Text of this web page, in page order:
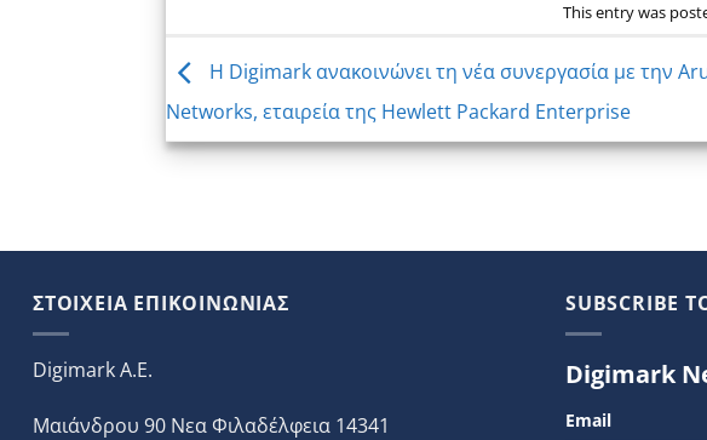
This entry was
Η Digimark ανακοινώνει τη νέα συνεργασία με την
Networks, εταιρεία της Hewlett Packard Enterprise
ΣΤΟΙΧΕΙΑ ΕΠΙΚΟΙΝΩΝΙΑΣ
Digimark A.E.
Μαιάνδρου 90 Νεα Φιλαδέλφεια 14341
SUBSCRIBE
Digimark
Email